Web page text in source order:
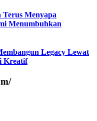
Menyapa
Menumbuhkan
Legacy Lewat
Kreatif